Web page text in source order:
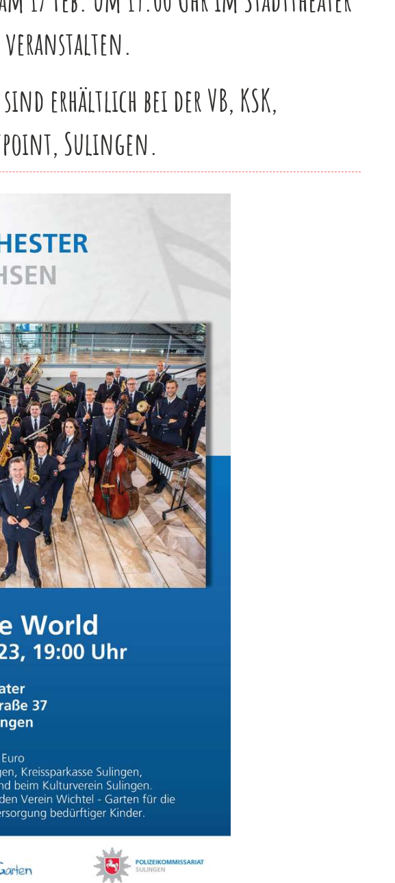
erhältlich bei der VB, KSK,
Sulingen.